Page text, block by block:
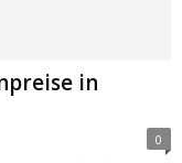
in
0